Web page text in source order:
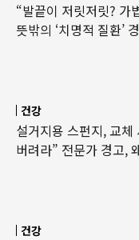
“발끝이 저릿저릿?
뜻밖의 ‘치명적 질환’
건강
설거지용 스펀지, 교
버려라” 전문가 경고,
건강